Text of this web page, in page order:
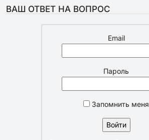
ВАШ ОТВЕТ НА ВОПРОС
Email
Пароль
Запомнить меня